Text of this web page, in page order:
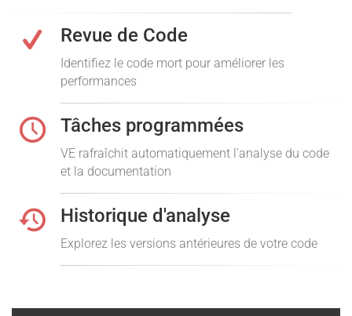
Revue de Code
Identifiez le code mort pour améliorer les
performances
Tâches programmées
VE rafraîchit automatiquement l'analyse du code
et la documentation
Historique d'analyse
Explorez les versions antérieures de votre code